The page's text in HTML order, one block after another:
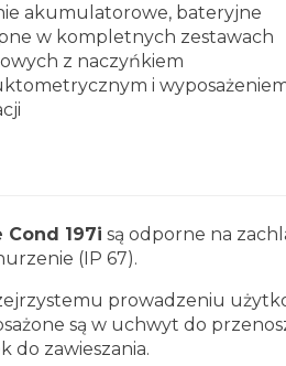
akumulatorowe, bateryjne
w kompletnych zestawach
z naczyńkiem
i
197i są odporne na
(IP 67).
prowadzeniu
są w uchwyt do
do zawieszania.